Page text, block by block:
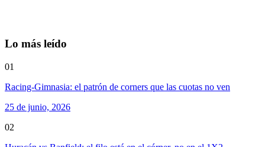
Lo más leído
01
Racing-Gimnasia: el patrón de corners que las cuotas no ven
25 de junio, 2026
02